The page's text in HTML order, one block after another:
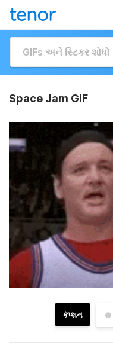
Space Jam GIF
●
કૅપ્શન